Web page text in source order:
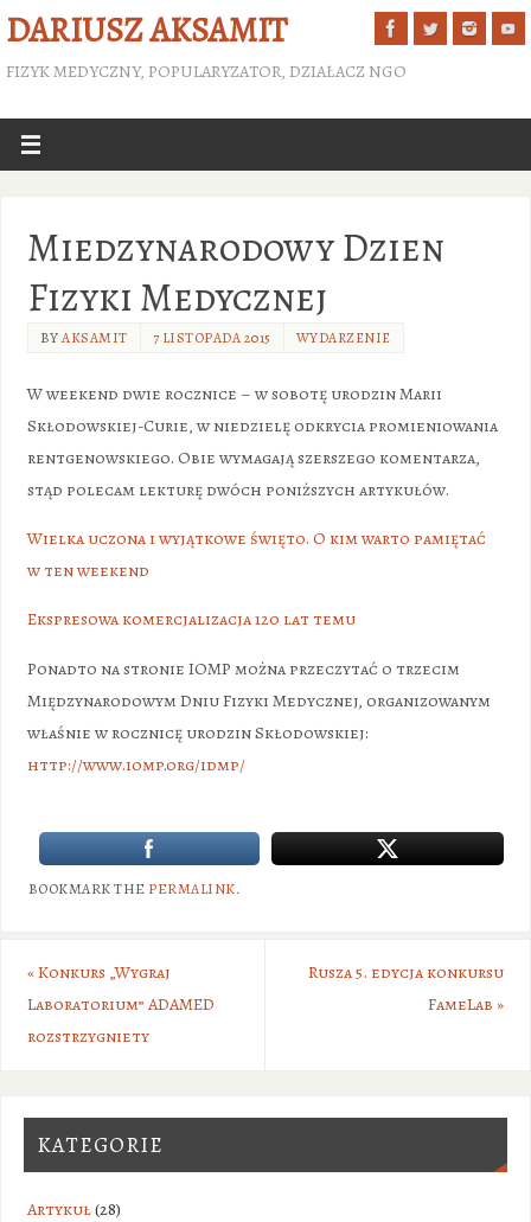
DARIUSZ AKSAMIT
FIZYK MEDYCZNY, POPULARYZATOR, DZIAŁACZ NGO
Miedzynarodowy Dzien
Fizyki Medycznej
BYAKSAMIT 7 LISTOPADA 2015 WYDARZENIE
W weekend dwie rocznice – w sobotę urodzin Marii
Skłodowskiej-Curie, w niedzielę odkrycia promieniowania
rentgenowskiego. Obie wymagają szerszego komentarza,
stąd polecam lekturę dwóch poniższych artykułów.
Wielka uczona i wyjątkowe święto. O kim warto pamiętać
w ten weekend
Ekspresowa komercjalizacja 120 lat temu
Ponadto na stronie IOMP można przeczytać o trzecim
Międzynarodowym Dniu Fizyki Medycznej, organizowanym
właśnie w rocznicę urodzin Skłodowskiej:
http://www.iomp.org/idmp/
BOOKMARK THE PERMALINK.
«Konkurs „Wygraj
Laboratorium” ADAMED
rozstrzygniety
Rusza 5. edycja konkursu
FameLab»
KATEGORIE
Artykuł(28)